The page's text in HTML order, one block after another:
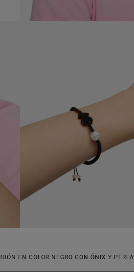
EN COLOR NEGRO CON ÓNIX Y PERLA